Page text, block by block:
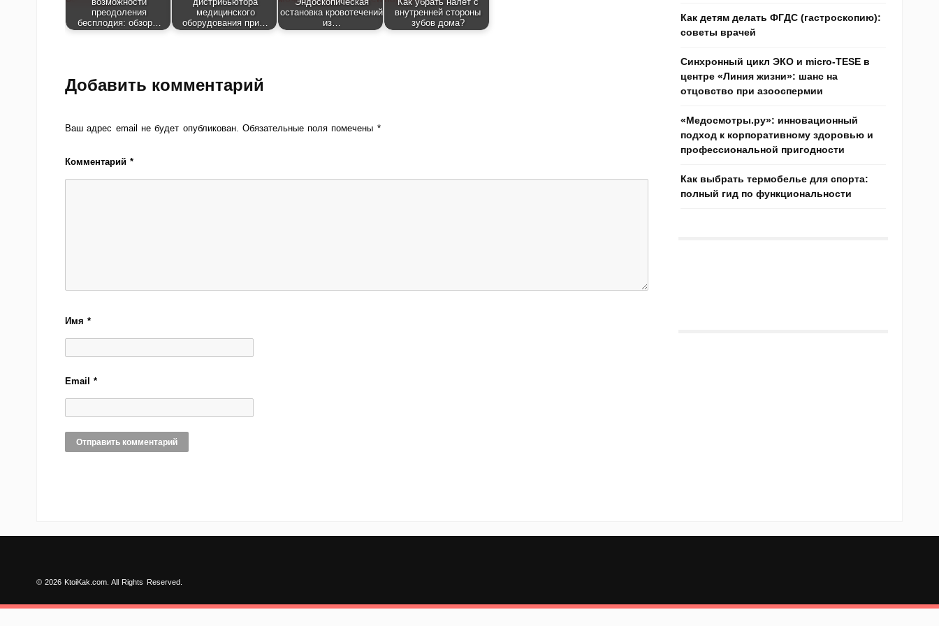
возможности
преодоления
бесплодия: обзор…
дистрибьютора
медицинского
оборудования при…
Эндоскопическая
остановка кровотечений
из…
Как убрать налёт с
внутренней стороны
зубов дома?
Добавить комментарий
Ваш адрес email не будет опубликован. Обязательные поля помечены *
Комментарий*
Имя*
Email*
Как детям делать ФГДС (гастроскопию):
советы врачей
Синхронный цикл ЭКО и micro-TESE в
центре «Линия жизни»: шанс на
отцовство при азооспермии
«Медосмотры.ру»: инновационный
подход к корпоративному здоровью и
профессиональной пригодности
Как выбрать термобелье для спорта:
полный гид по функциональности
© 2026 KtoiKak.com. All Rights Reserved.